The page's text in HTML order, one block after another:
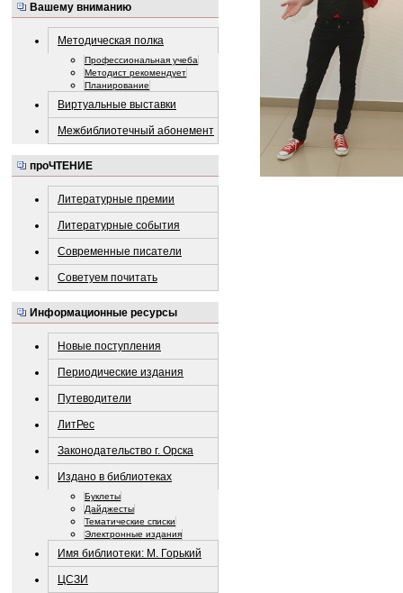
Вашему вниманию
Методическая полка
Профессиональная учеба
Методист рекомендует
Планирование
Виртуальные выставки
Межбиблиотечный абонемент
проЧТЕНИЕ
Литературные премии
Литературные события
Современные писатели
Советуем почитать
Информационные ресурсы
Новые поступления
Периодические издания
Путеводители
ЛитРес
Законодательство г. Орска
Издано в библиотеках
Буклеты
Дайджесты
Тематические списки
Электронные издания
Имя библиотеки: М. Горький
ЦСЗИ